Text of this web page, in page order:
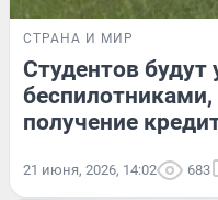
СТРАНА И МИР
Студентов будут
получение
21 июня, 2026, 14:02 683